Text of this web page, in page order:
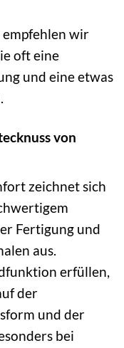
wir
oft eine
und eine etwas
von
zeichnet sich
Fertigung und
aus.
erfüllen,
der
und der
bei